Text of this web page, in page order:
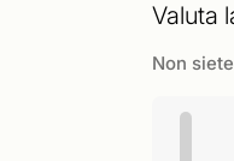
Valuta
Non